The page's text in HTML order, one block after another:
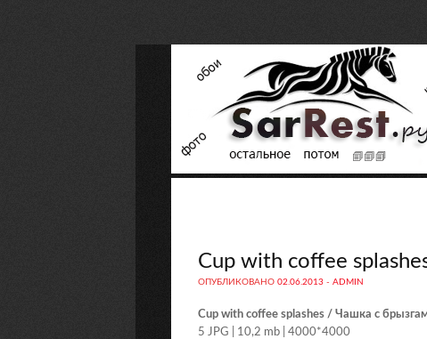
Cup with coffee
ОПУБЛИКОВАНО 02.06.2013 - ADMIN
Cup with coffee splashes / Чашка с
5 JPG | 10,2 mb | 4000*4000